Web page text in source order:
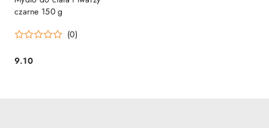
czarne 150 g
(0)
Cena:
9.10